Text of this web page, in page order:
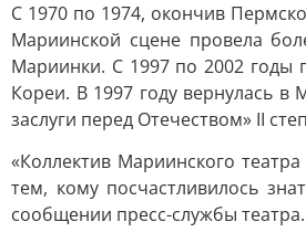
С 1970 по 1974, окончив
Мариинской сцене провела
Мариинки. С 1997 по 2002 годы
Кореи. В 1997 году вернулась
заслуги перед Отечеством» II
«Коллектив Мариинского
тем, кому посчастливилось
сообщении пресс-службы театра.